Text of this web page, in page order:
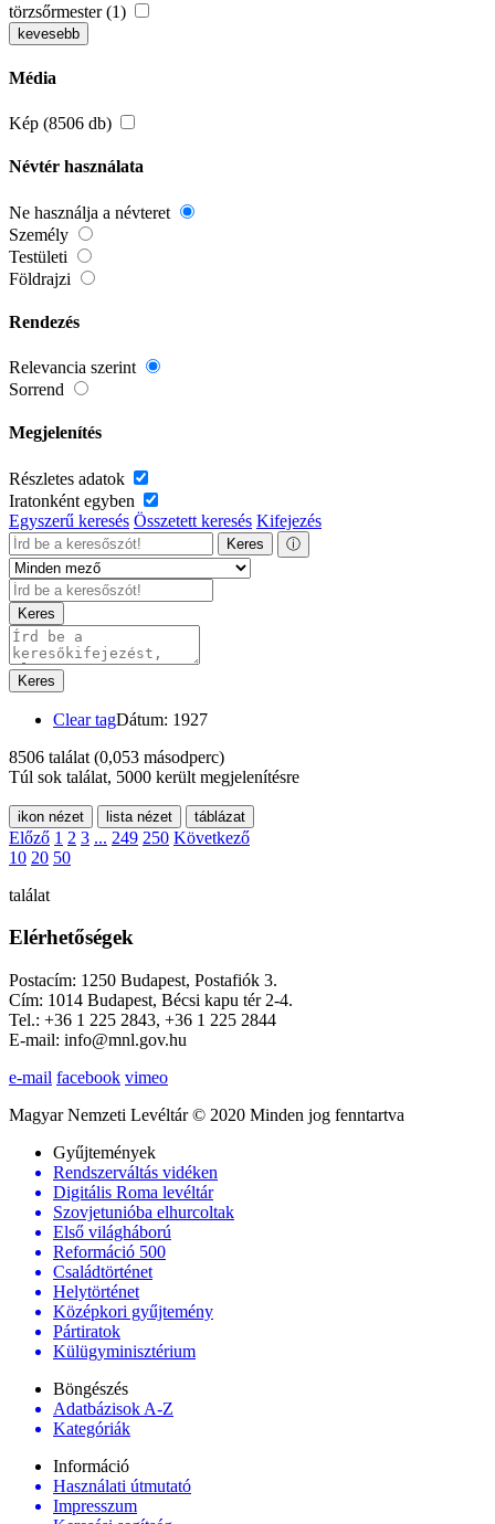
törzsőrmester (1)
kevesebb
Média
Kép (8506 db)
Névtér használata
Ne használja a névteret
Személy
Testületi
Földrajzi
Rendezés
Relevancia szerint
Sorrend
Megjelenítés
Részletes adatok
Iratonként egyben
Egyszerű keresés Összetett keresés Kifejezés
Keres ⓘ
Keres
Keres
Clear tagDátum: 1927
8506 találat (0,053 másodperc)
Túl sok találat, 5000 került megjelenítésre
ikon nézet lista nézet táblázat
Előző 1 2 3 ... 249 250 Következő
10 20 50
találat
Elérhetőségek
Postacím: 1250 Budapest, Postafiók 3.
Cím: 1014 Budapest, Bécsi kapu tér 2-4.
Tel.: +36 1 225 2843, +36 1 225 2844
E-mail: info@mnl.gov.hu
e-mail facebook vimeo
Magyar Nemzeti Levéltár © 2020 Minden jog fenntartva
Gyűjtemények
Rendszerváltás vidéken
Digitális Roma levéltár
Szovjetunióba elhurcoltak
Első világháború
Reformáció 500
Családtörténet
Helytörténet
Középkori gyűjtemény
Pártiratok
Külügyminisztérium
Böngészés
Adatbázisok A-Z
Kategóriák
Információ
Használati útmutató
Impresszum